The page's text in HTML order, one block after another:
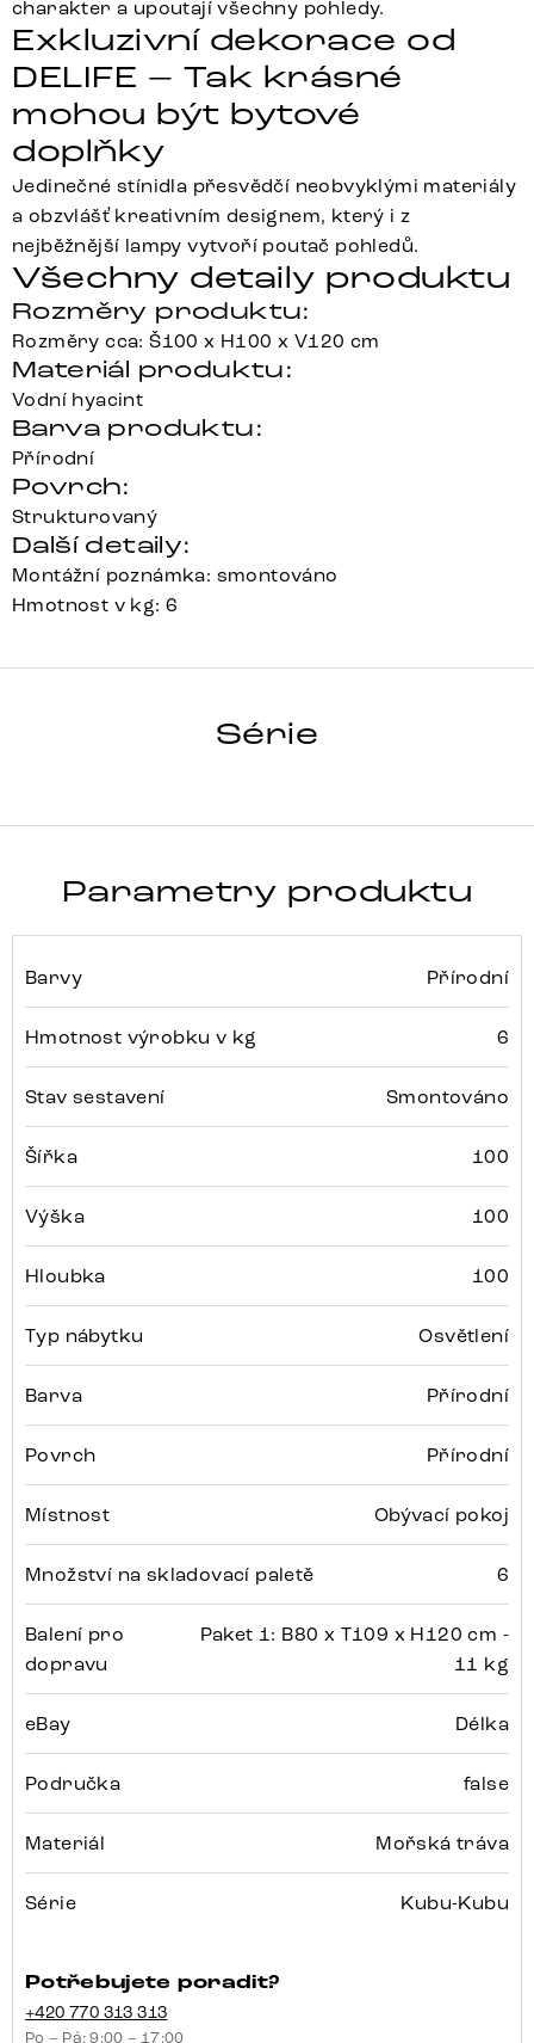
charakter a upoutají všechny pohledy.
Exkluzivní dekorace od
DELIFE – Tak krásné
mohou být bytové
doplňky
Jedinečné stínidla přesvědčí neobvyklými materiály
a obzvlášť kreativním designem, který i z
nejběžnější lampy vytvoří poutač pohledů.
Všechny detaily produktu
Rozměry produktu:
Rozměry cca: Š100 x H100 x V120 cm
Materiál produktu:
Vodní hyacint
Barva produktu:
Přírodní
Povrch:
Strukturovaný
Další detaily:
Montážní poznámka: smontováno
Hmotnost v kg: 6
Série
KUBU-KUBU
Parametry produktu
Barvy Přírodní
Hmotnost výrobku v kg 6
Stav sestavení Smontováno
Šířka 100
Výška 100
Hloubka 100
Typ nábytku Osvětlení
Barva Přírodní
Povrch Přírodní
Místnost Obývací pokoj
Množství na skladovací paletě 6
Balení pro
dopravu
Paket 1: B80 x T109 x H120 cm -
11 kg
eBay Délka
Područka false
Materiál Mořská tráva
Série Kubu-Kubu
Potřebujete poradit?
+420 770 313 313
Po – Pá: 9:00 – 17:00